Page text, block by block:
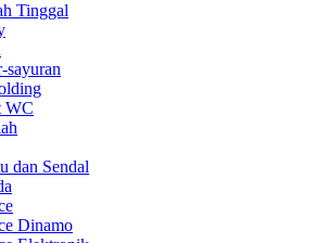
Tinggal
sayuran
WC
dan Sendal
Dinamo